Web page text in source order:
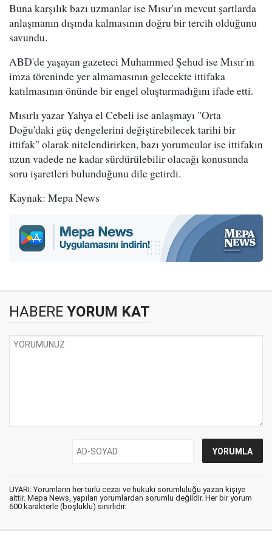
Buna karşılık bazı uzmanlar ise Mısır'ın mevcut şartlarda
anlaşmanın dışında kalmasının doğru bir tercih olduğunu
savundu.
ABD'de yaşayan gazeteci Muhammed Şehud ise Mısır'ın
imza töreninde yer almamasının gelecekte ittifaka
katılmasının önünde bir engel oluşturmadığını ifade etti.
Mısırlı yazar Yahya el Cebeli ise anlaşmayı "Orta
Doğu'daki güç dengelerini değiştirebilecek tarihi bir
ittifak" olarak nitelendirirken, bazı yorumcular ise ittifakın
uzun vadede ne kadar sürdürülebilir olacağı konusunda
soru işaretleri bulunduğunu dile getirdi.
Kaynak: Mepa News
HABERE YORUM KAT
UYARI: Yorumların her türlü cezai ve hukuki sorumluluğu yazan kişiye
aittir. Mepa News, yapılan yorumlardan sorumlu değildir. Her bir yorum
600 karakterle (boşluklu) sınırlıdır.